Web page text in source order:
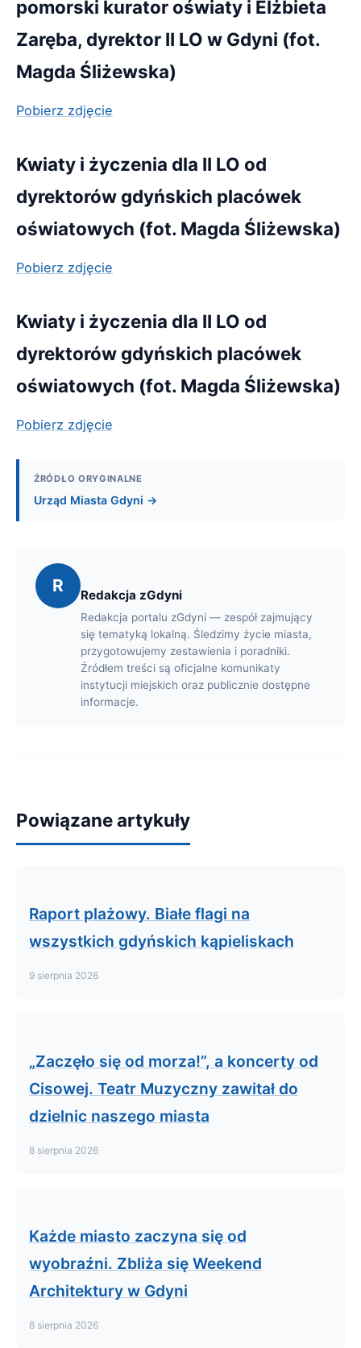
pomorski kurator oświaty i Elżbieta
Zaręba, dyrektor II LO w Gdyni (fot.
Magda Śliżewska)
Pobierz zdjęcie
Kwiaty i życzenia dla II LO od
dyrektorów gdyńskich placówek
oświatowych (fot. Magda Śliżewska)
Pobierz zdjęcie
Kwiaty i życzenia dla II LO od
dyrektorów gdyńskich placówek
oświatowych (fot. Magda Śliżewska)
Pobierz zdjęcie
ŹRÓDŁO ORYGINALNE
Urząd Miasta Gdyni →
R Redakcja zGdyni
Redakcja portalu zGdyni — zespół zajmujący
się tematyką lokalną. Śledzimy życie miasta,
przygotowujemy zestawienia i poradniki.
Źródłem treści są oficjalne komunikaty
instytucji miejskich oraz publicznie dostępne
informacje.
Powiązane artykuły
Raport plażowy. Białe flagi na
wszystkich gdyńskich kąpieliskach
9 sierpnia 2026
„Zaczęło się od morza!”, a koncerty od
Cisowej. Teatr Muzyczny zawitał do
dzielnic naszego miasta
8 sierpnia 2026
Każde miasto zaczyna się od
wyobraźni. Zbliża się Weekend
Architektury w Gdyni
8 sierpnia 2026